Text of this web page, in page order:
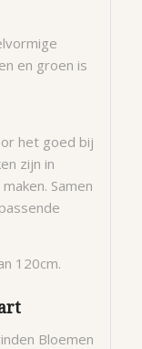
en groen is
het goed bij
zijn in
Samen
120cm.
Bloemen